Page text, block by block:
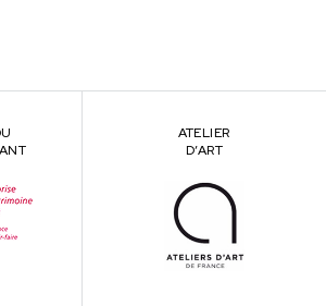
ATELIER
D’ART